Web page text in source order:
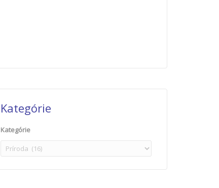
Kategórie
Kategórie